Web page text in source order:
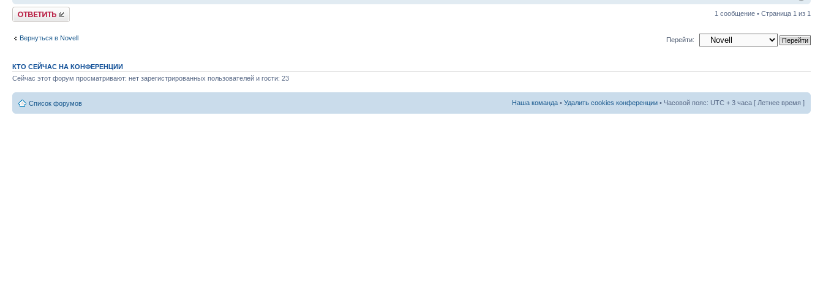
Ответить 1 сообщение • Страница 1 из 1
Вернуться в Novell Перейти:
КТО СЕЙЧАС НА КОНФЕРЕНЦИИ
Сейчас этот форум просматривают: нет зарегистрированных пользователей и гости: 23
Список форумов Наша команда • Удалить cookies конференции • Часовой пояс: UTC + 3 часа [ Летнее время ]